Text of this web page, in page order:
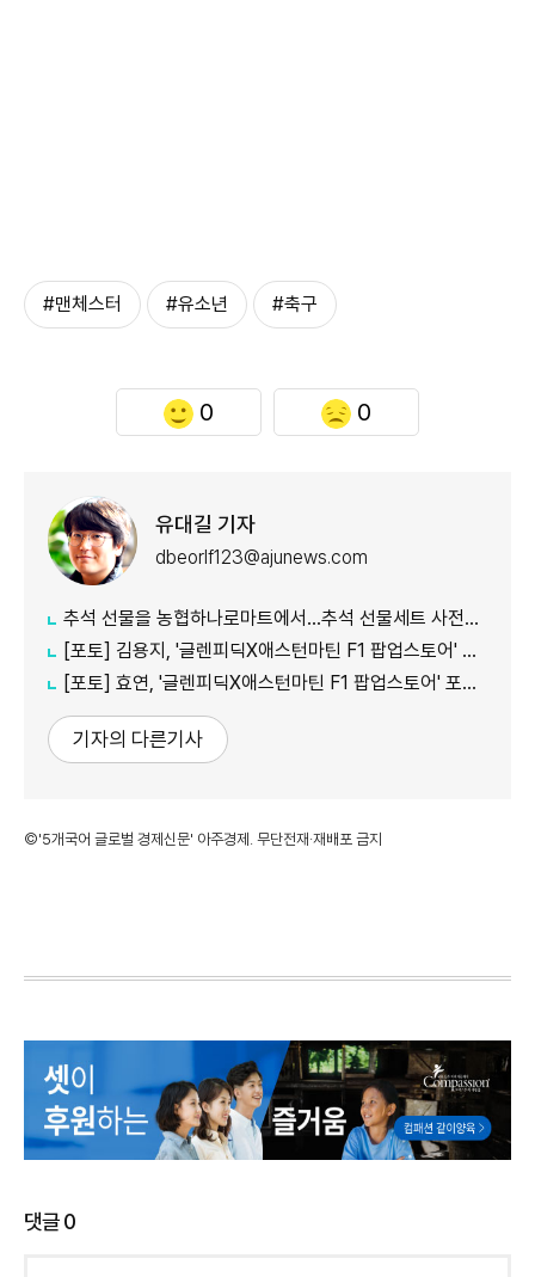
#맨체스터 #유소년 #축구
0 0
유대길 기자
dbeorlf123@ajunews.com
추석 선물을 농협하나로마트에서…추석 선물세트 사전예약 실시
[포토] 김용지, '글렌피딕X애스턴마틴 F1 팝업스토어' 포토콜 참석
[포토] 효연, '글렌피딕X애스턴마틴 F1 팝업스토어' 포토콜 참석
기자의 다른기사
©'5개국어 글로벌 경제신문' 아주경제. 무단전재·재배포 금지
댓글0